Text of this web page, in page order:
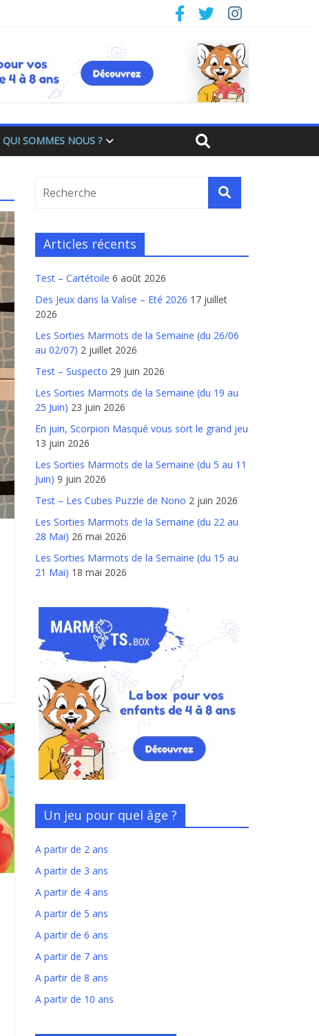
QUI SOMMES NOUS ?
Articles récents
Test – Cartétoile 6 août 2026
Des Jeux dans la Valise – Eté 2026 17 juillet
2026
Les Sorties Marmots de la Semaine (du 26/06
au 02/07) 2 juillet 2026
Test – Suspecto 29 juin 2026
Les Sorties Marmots de la Semaine (du 19 au
25 Juin) 23 juin 2026
En juin, Scorpion Masqué vous sort le grand jeu
13 juin 2026
Les Sorties Marmots de la Semaine (du 5 au 11
Juin) 9 juin 2026
Test – Les Cubes Puzzle de Nono 2 juin 2026
Les Sorties Marmots de la Semaine (du 22 au
28 Mai) 26 mai 2026
Les Sorties Marmots de la Semaine (du 15 au
21 Mai) 18 mai 2026
Un jeu pour quel âge ?
A partir de 2 ans
A partir de 3 ans
A partir de 4 ans
A partir de 5 ans
A partir de 6 ans
A partir de 7 ans
A partir de 8 ans
A partir de 10 ans